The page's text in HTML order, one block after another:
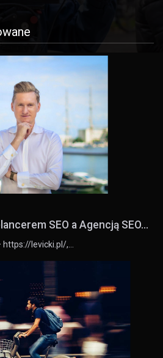
SEO a Agencją SEO...
levicki.pl/,…